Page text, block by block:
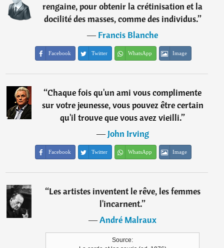
rengaine, pour obtenir la crétinisation et la
docilité des masses, comme des individus.”
―Francis Blanche
Facebook Twitter WhatsApp Image
“Chaque fois qu'un ami vous complimente
sur votre jeunesse, vous pouvez être certain
qu'il trouve que vous avez vieilli.”
―John Irving
Facebook Twitter WhatsApp Image
“Les artistes inventent le rêve, les femmes
l'incarnent.”
―André Malraux
Source: